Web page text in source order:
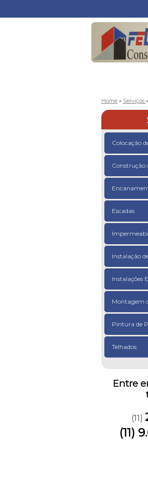
Home » Serviços »
Colocação
Construção
Escadas
Instalação
Instalações
Montagem
Pintura de
Telhados
Entre
(11)
(11)